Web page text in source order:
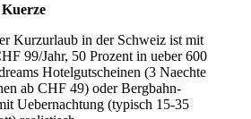
Kurzurlaub in der Schweiz ist mit
99/Jahr, 50 Prozent in ueber 600
Hotelgutscheinen (3 Naechte
ab CHF 49) oder Bergbahn-
Uebernachtung (typisch 15-35